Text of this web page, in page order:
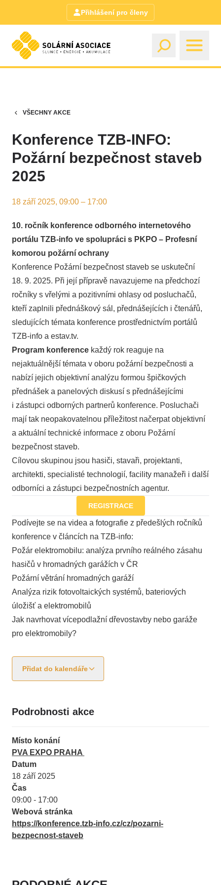
Přihlášení pro členy
VŠECHNY AKCE
Konference TZB-INFO:
Požární bezpečnost staveb
2025
18 září 2025, 09:00 – 17:00
10. ročník konference odborného internetového
portálu TZB-info ve spolupráci s PKPO – Profesní
komorou požární ochrany
Konference Požární bezpečnost staveb se uskuteční
18. 9. 2025. Při její přípravě navazujeme na předchozí
ročníky s vřelými a pozitivními ohlasy od posluchačů,
kteří zaplnili přednáškový sál, přednášejících i čtenářů,
sledujících témata konference prostřednictvím portálů
TZB-info a estav.tv.
Program konference každý rok reaguje na
nejaktuálnější témata v oboru požární bezpečnosti a
nabízí jejich objektivní analýzu formou špičkových
přednášek a panelových diskusí s přednášejícími
i zástupci odborných partnerů konference. Posluchači
mají tak neopakovatelnou příležitost načerpat objektivní
a aktuální technické informace z oboru Požární
bezpečnost staveb.
Cílovou skupinou jsou hasiči, stavaři, projektanti,
architekti, specialisté technologií, facility manažeři i další
odborníci a zástupci bezpečnostních agentur.
REGISTRACE
Podívejte se na videa a fotografie z předešlých ročníků
konference v článcích na TZB-info:
Požár elektromobilu: analýza prvního reálného zásahu
hasičů v hromadných garážích v ČR
Požární větrání hromadných garáží
Analýza rizik fotovoltaických systémů, bateriových
úložišť a elektromobilů
Jak navrhovat vícepodlažní dřevostavby nebo garáže
pro elektromobily?
Přidat do kalendáře
Podrobnosti akce
Místo konání
PVA EXPO PRAHA
Datum
18 září 2025
Čas
09:00 - 17:00
Webová stránka
https://konference.tzb-info.cz/cz/pozarni-
bezpecnost-staveb